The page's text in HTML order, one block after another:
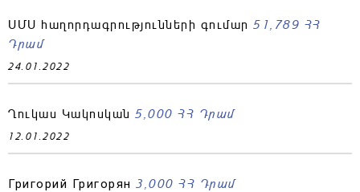
ՍՄՍ հաղորդագրությունների գումար 51,789 ՀՀ
Դրամ
24.01.2022
Ղուկաս Կակոսկան 5,000 ՀՀ Դրամ
12.01.2022
Григорий Григорян 3,000 ՀՀ Դրամ